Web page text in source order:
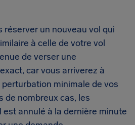
réserver un nouveau vol qui
à celle de votre vol
de verser une
car vous arriverez à
minimale de vos
de nombreux cas, les
annulé à la dernière minute